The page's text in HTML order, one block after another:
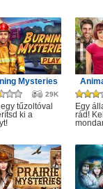
Mysteries
29K
tűzoltóval
ki a
Egy
rád!